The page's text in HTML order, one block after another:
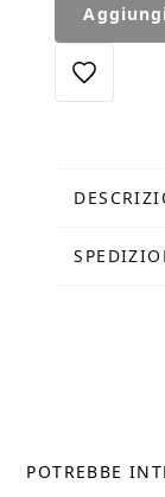
Ciao
Bella
quantità
POTREBBE